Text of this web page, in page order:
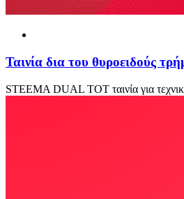
Ταινία δια του θυροειδούς
STEEMA DUAL TOT ταινία για